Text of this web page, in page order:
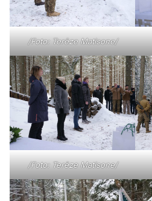
/Foto: Terēze Matisone/
/Foto: Terēze Matisone/